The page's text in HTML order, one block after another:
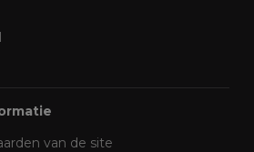
van de site